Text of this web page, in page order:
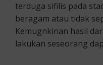
terduga sifilis pada
beragam atau tidak
Kemugnkinan hasil
lakukan seseorang